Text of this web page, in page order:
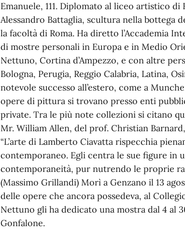
Emanuele, 111. Diplomato al liceo artistico
Alessandro Battaglia, scultura nella bottega
la facoltà di Roma. Ha diretto l’Accademia
di mostre personali in Europa e in Medio
Nettuno, Cortina d’Ampezzo, e con altre
Bologna, Perugia, Reggio Calabria, Latina,
notevole successo all’estero, come a
opere di pittura si trovano presso enti
private. Tra le più note collezioni si citano
Mr. William Allen, del prof. Christian
“L’arte di Lamberto Ciavatta rispecchia
contemporaneo. Egli centra le sue figure in
contemporaneità, pur nutrendo le proprie
(Massimo Grillandi) Morì a Genzano il 13
delle opere che ancora possedeva, al
Nettuno gli ha dedicato una mostra dal 4 al
Gonfalone.